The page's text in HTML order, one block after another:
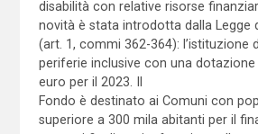
disabilità con relative risorse
novità è stata introdotta dalla Legge
(art. 1, commi 362-364): l’istituzione
periferie inclusive con una dotazione
euro per il 2023. Il
Fondo è destinato ai Comuni con
superiore a 300 mila abitanti per il